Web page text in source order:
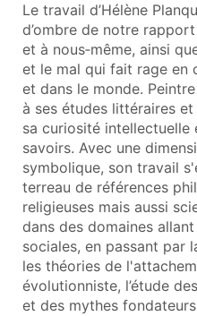
Le travail d’Hélène
d’ombre de notre
et à nous‑même, ainsi
et le mal qui fait rage en
et dans le monde.
à ses études littéraires
sa curiosité intellectuelle
savoirs. Avec une
symbolique, son travail
terreau de références
religieuses mais aussi
dans des domaines
sociales, en passant par
les théories de
évolutionniste, l’étude
et des mythes